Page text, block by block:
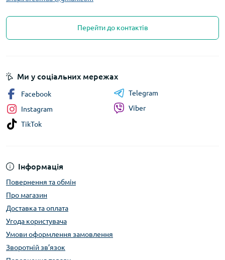
Перейти до контактів
Інформація
Повернення та обмін
Про магазин
Доставка та оплата
Угода користувача
Умови оформлення замовлення
Зворотній зв’язок
Ми у соціальних мережах
Facebook
Instagram
TikTok
Telegram
Viber